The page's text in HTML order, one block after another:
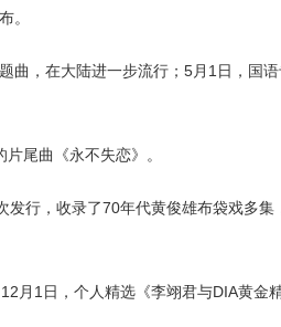
。
曲，在大陆进一步流行；5月1日，国
尾曲《永不失恋》。
行，收录了70年代黄俊雄布袋戏多集
月1日，个人精选《李翊君与DIA黄金精